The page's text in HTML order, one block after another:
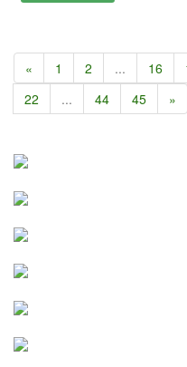
« 1 2 ... 16
22
... 44 45 »